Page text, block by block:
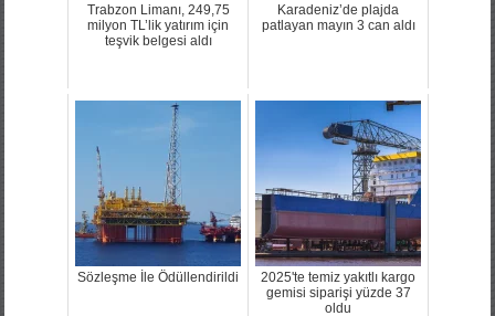
Trabzon Limanı, 249,75
milyon TL’lik yatırım için
teşvik belgesi aldı
Karadeniz’de plajda
patlayan mayın 3 can aldı
Sözleşme İle Ödüllendirildi
2025'te temiz yakıtlı kargo
gemisi siparişi yüzde 37
oldu